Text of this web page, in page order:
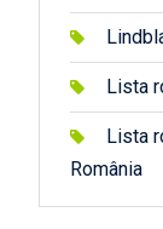
Lista
Lista
România